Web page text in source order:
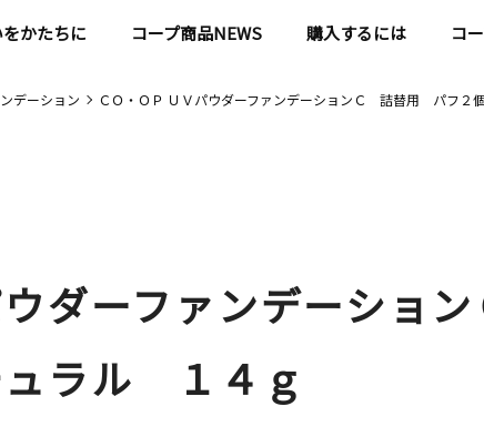
かたちに コープ商品NEWS 購入するには コ
デーション ＣＯ・ＯＰ ＵＶパウダーファンデーションＣ 詰替用 パフ
ウダーファンデーシ
ラル １４ｇ